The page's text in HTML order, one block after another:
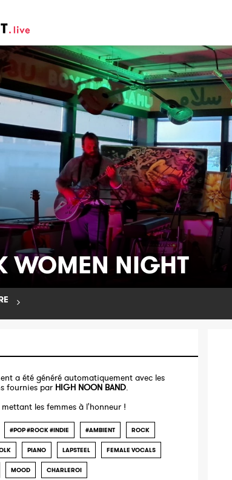
WOMEN NIGHT
a été généré automatiquement avec les
fournies par HIGH NOON BAND.
mettant les femmes à l'honneur !
#POP #ROCK #INDIE #AMBIENT ROCK
PIANO LAPSTEEL FEMALE VOCALS
MOOD CHARLEROI